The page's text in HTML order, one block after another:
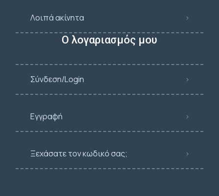
Λοιπά ακίνητα
Ο λογαριασμός μου
Σύνδεση/Login
Εγγραφή
Ξεχάσατε τον κωδικό σας;